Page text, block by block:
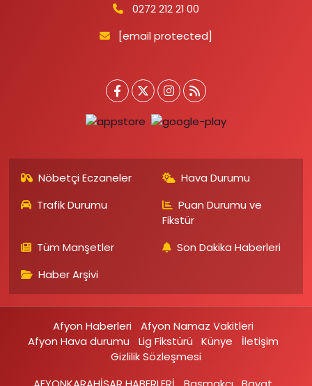
0272 212 21 00
[email protected]
Nöbetçi Eczaneler
Hava Durumu
Trafik Durumu
Puan Durumu ve
Fikstür
Tüm Manşetler
Son Dakika Haberleri
Haber Arşivi
Afyon Haberleri
Afyon Namaz Vakitleri
Afyon Hava durumu
Lig Fikstürü Künye
İletişim
Gizlilik Sözleşmesi